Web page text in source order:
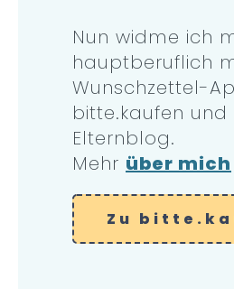
Nun widme ich
hauptberuflich
Wunschzettel-
bitte.kaufen und
Elternblog.
Mehr über mich
Zu